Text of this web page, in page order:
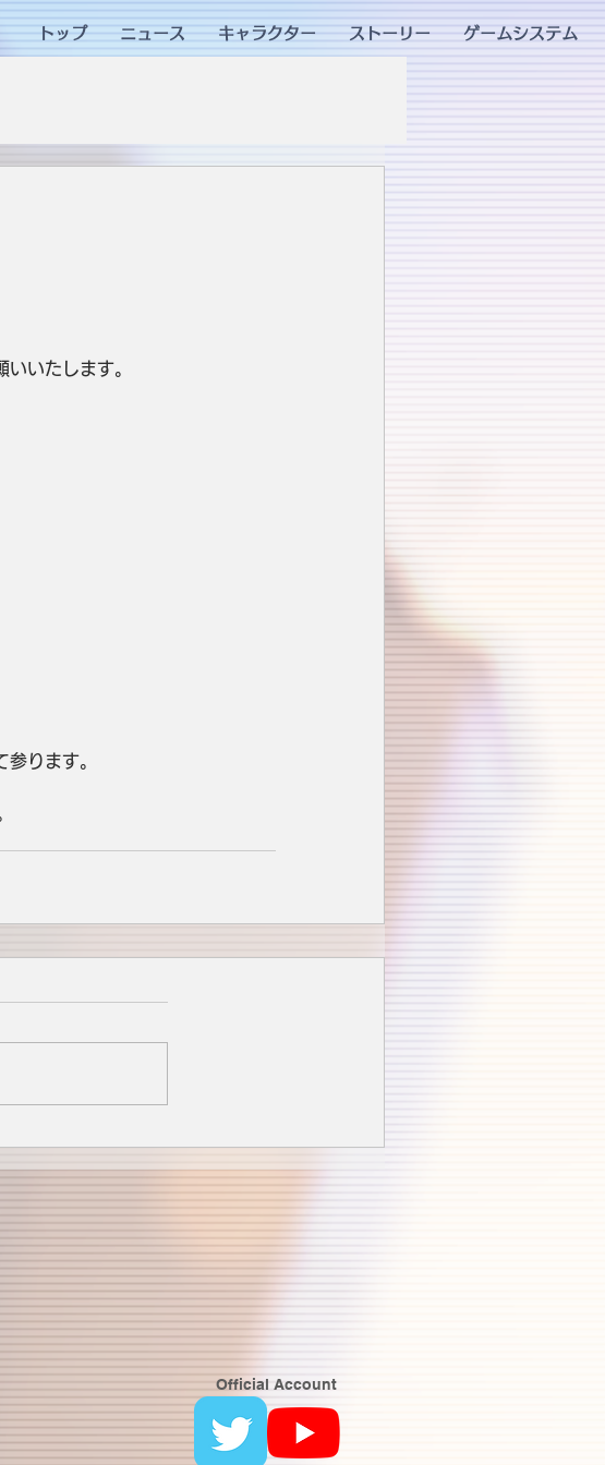
トップ ニュース キャラクター ストーリー ゲームシステム
いたします。
ります。
Official Account